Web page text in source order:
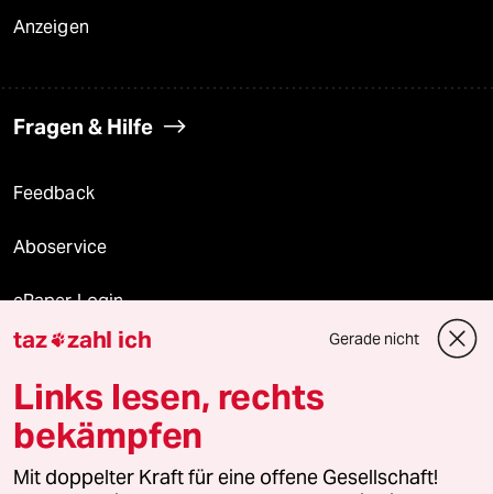
Anzeigen
Fragen & Hilfe
Feedback
Aboservice
ePaper Login
Downloads für Abonnierende
© 2026 taz Verlags und Vertriebs GmbH
Alle Rechte vorbehalten. Bei rechtlichen Fragen oder für Genehmigungen
taz zahl ich Gerade nicht
Links lesen, rechts
bekämpfen
Mit doppelter Kraft für eine offene Gesellschaft!